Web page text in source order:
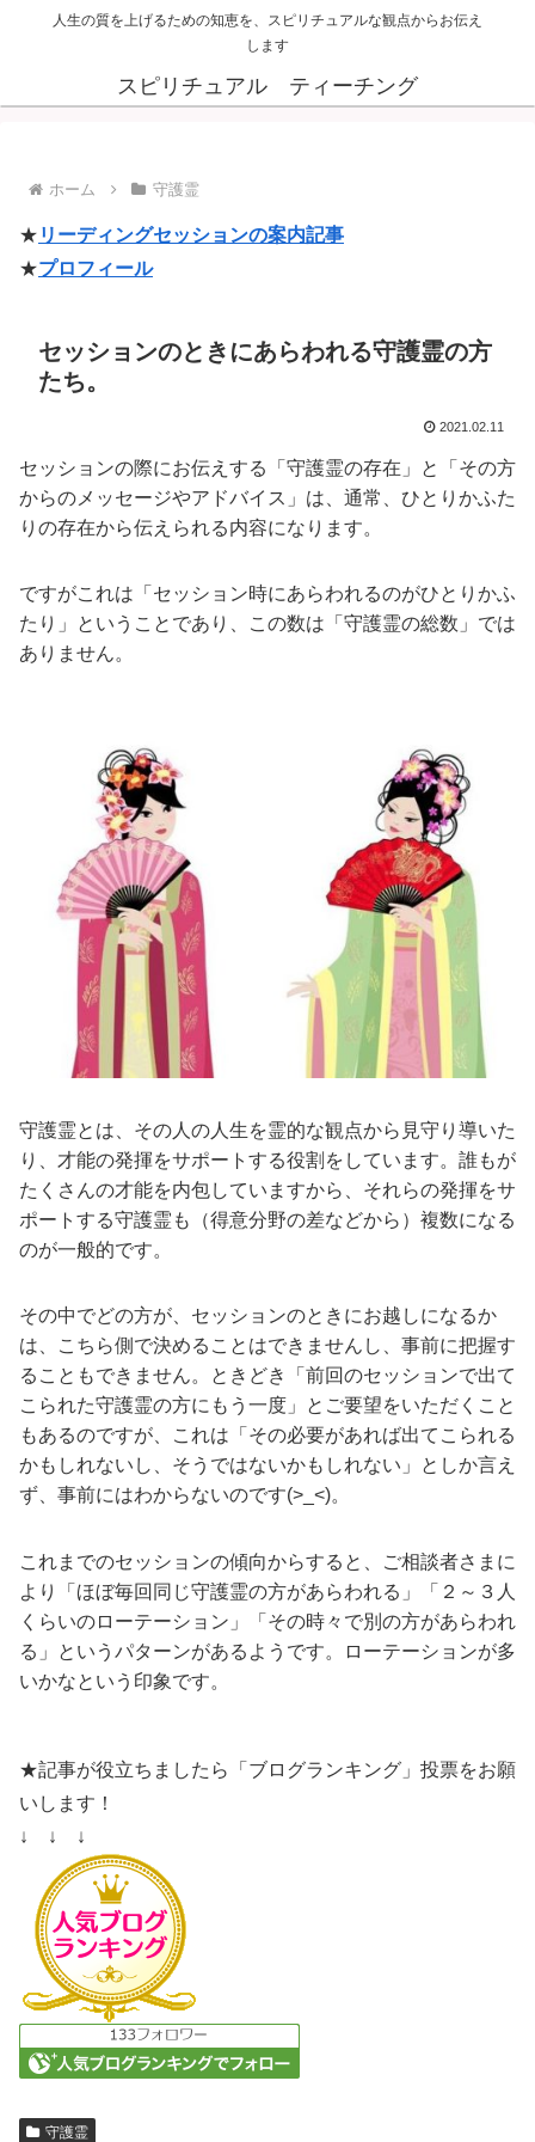
人生の質を上げるための知恵を、スピリチュアルな観点からお伝え
します
スピリチュアル ティーチング
ホーム 守護霊
★ リーディングセッションの案内記事
★プロフィール
セッションのときにあらわれる守護霊の方
たち。
2021.02.11
セッションの際にお伝えする「守護霊の存在」と「その方
からのメッセージやアドバイス」は、通常、ひとりかふた
りの存在から伝えられる内容になります。
ですがこれは「セッション時にあらわれるのがひとりかふ
たり」ということであり、この数は「守護霊の総数」では
ありません。
守護霊とは、その人の人生を霊的な観点から見守り導いた
り、才能の発揮をサポートする役割をしています。誰もが
たくさんの才能を内包していますから、それらの発揮をサ
ポートする守護霊も（得意分野の差などから）複数になる
のが一般的です。
その中でどの方が、セッションのときにお越しになるか
は、こちら側で決めることはできませんし、事前に把握す
ることもできません。ときどき「前回のセッションで出て
こられた守護霊の方にもう一度」とご要望をいただくこと
もあるのですが、これは「その必要があれば出てこられる
かもしれないし、そうではないかもしれない」としか言え
ず、事前にはわからないのです(>_<)。
これまでのセッションの傾向からすると、ご相談者さまに
より「ほぼ毎回同じ守護霊の方があらわれる」「２～３人
くらいのローテーション」「その時々で別の方があらわれ
る」というパターンがあるようです。ローテーションが多
いかなという印象です。
★記事が役立ちましたら「ブログランキング」投票をお願
いします！
↓ ↓ ↓
守護霊